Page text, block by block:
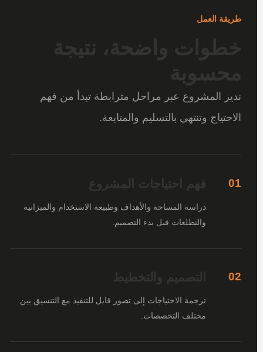
طريقة العمل
خطوات واضحة، نتيجة
محسوبة
ندير المشروع عبر مراحل مترابطة تبدأ من فهم
الاحتياج وتنتهي بالتسليم والمتابعة.
01 فهم احتياجات المشروع
دراسة المساحة والأهداف وطبيعة الاستخدام والميزانية
والتطلعات قبل بدء التصميم.
02 التصميم والتخطيط
ترجمة الاحتياجات إلى تصور قابل للتنفيذ مع التنسيق بين
مختلف التخصصات.